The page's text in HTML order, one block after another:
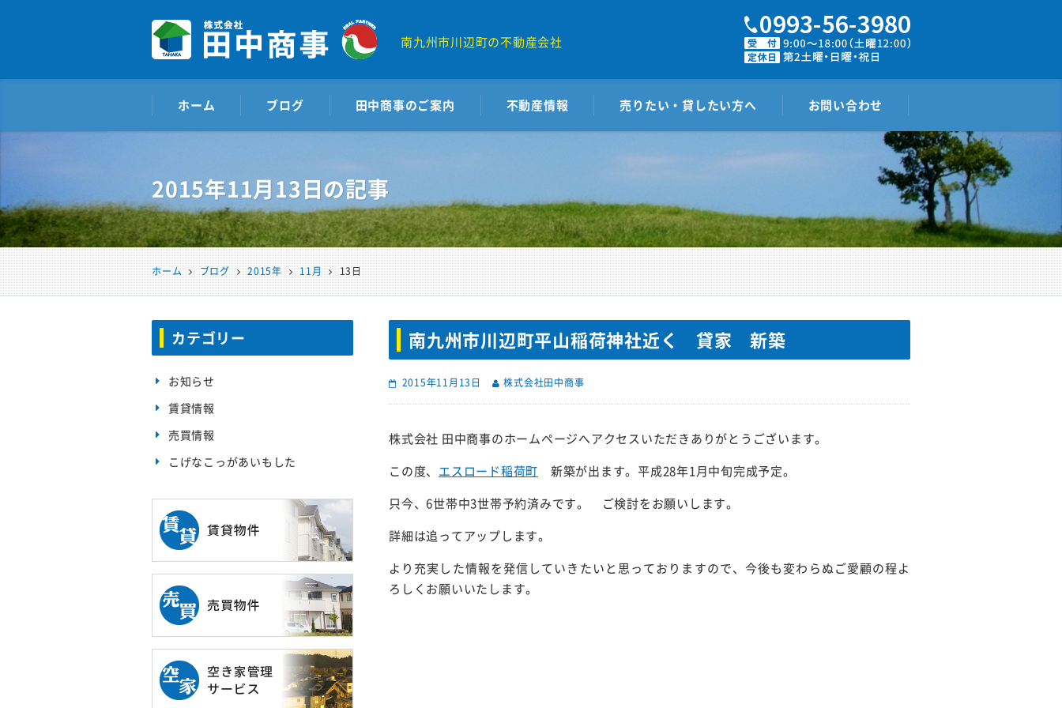
南九州市川辺町の不動産会社
ホーム ブログ 田中商事のご案内 不動産情報 売りたい・貸したい方へ お問い合わせ
2015年11月13日の記事
ホーム ブログ 2015年 11月 13日
南九州市川辺町平山稲荷神社近く 貸家 新築
2015年11月13日 株式会社田中商事
株式会社 田中商事のホームページへアクセスいただきありがとうございます。
この度、 エスロード稲荷町 新築が出ます。平成28年1月中旬完成予定。
只今、6世帯中3世帯予約済みです。 ご検討をお願いします。
詳細は追ってアップします。
より充実した情報を発信していきたいと思っておりますので、今後も変わらぬご愛顧の程よ
ろしくお願いいたします。
カテゴリー
お知らせ
賃貸情報
売買情報
こげなこっがあいもした